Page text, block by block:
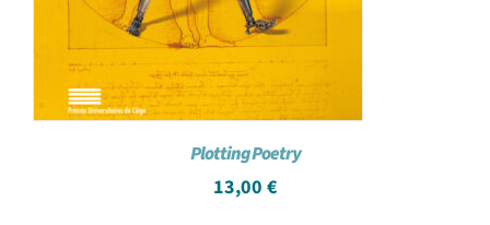
Plotting Poetry
13,00 €